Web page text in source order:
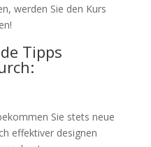
werden Sie den Kurs
Tipps
Sie stets neue
effektiver designen